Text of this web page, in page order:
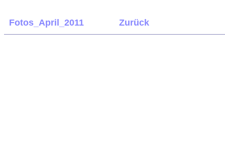
Fotos_April_2011Zurück